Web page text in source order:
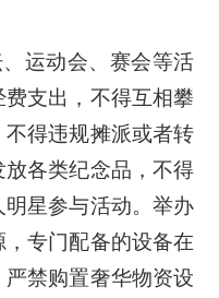
运动会、赛会等活
支出，不得互相攀
得违规摊派或者转
各类纪念品，不得
星参与活动。举办
专门配备的设备在
禁购置奢华物资设